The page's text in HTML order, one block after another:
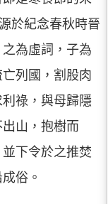
於紀念春秋時晉
為虛詞，子為
列國，割股肉
祿，與母歸隱
山，抱樹而
下令於之推焚
俗。